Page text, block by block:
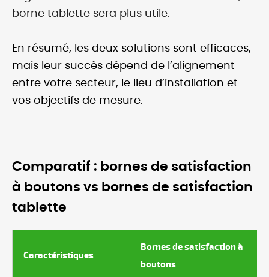
borne tablette sera plus utile.
En résumé, les deux solutions sont efficaces,
mais leur succès dépend de l’alignement
entre votre secteur, le lieu d’installation et
vos objectifs de mesure.
Comparatif : bornes de satisfaction
à boutons vs bornes de satisfaction
tablette
Caractéristiques
Bornes de satisfaction à
boutons